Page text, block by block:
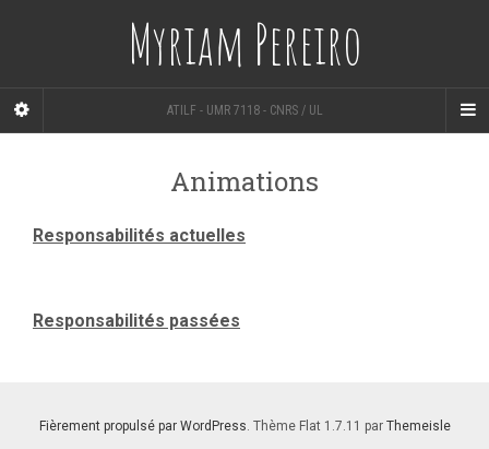
Myriam Pereiro
ATILF - UMR 7118 - CNRS / UL
Animations
Responsabilités actuelles
Responsabilités passées
Fièrement propulsé par WordPress. Thème Flat 1.7.11 par Themeisle